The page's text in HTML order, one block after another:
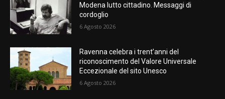
Modena lutto cittadino. Messaggi di
cordoglio
6 Agosto 2026
Ravenna celebra i trent’anni del
riconoscimento del Valore Universale
Eccezionale del sito Unesco
6 Agosto 2026